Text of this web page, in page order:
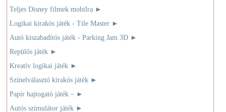
Teljes Disney filmek mobilra ►
Logikai kirakós játék - Tile Master ►
Autó kiszabadítós játék - Parking Jam 3D ►
Repülős játék ►
Kreatív logikai játék ►
Színelválasztó kirakós játék ►
Papír hajtogató játék – ►
Autós szimulátor játék ►